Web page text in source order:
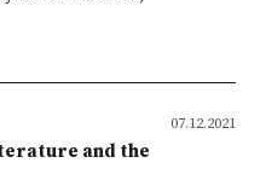
07.12.2021
and the